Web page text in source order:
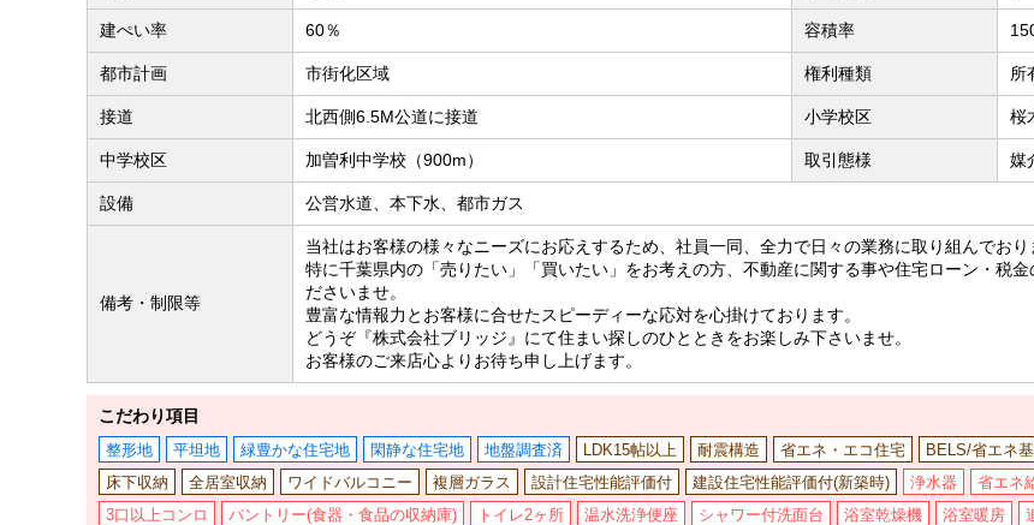
建ぺい率 60％ 容積率
都市計画 市街化区域 権利種類 所
接道 北西側6.5M公道に接道 小学校区 桜
中学校区 加曽利中学校（900m） 取引態様 媒
設備 公営水道、本下水、都市ガス
備考・制限等
当社はお客様の様々なニーズにお応えするため、社員一同、全力で日々の業務に取り組んでおり
特に千葉県内の「売りたい」「買いたい」をお考えの方、不動産に関する事や住宅ローン・税
ださいませ。
豊富な情報力とお客様に合せたスピーディーな応対を心掛けております。
どうぞ『株式会社ブリッジ』にて住まい探しのひとときをお楽しみ下さいませ。
お客様のご来店心よりお待ち申し上げます。
こだわり項目
整形地 平坦地 緑豊かな住宅地 閑静な住宅地 地盤調査済 LDK15帖以上 耐震構造 省エネ・エコ住宅 BELS/省エネ
床下収納
全居室収納 ワイドバルコニー 複層ガラス 設計住宅性能評価付 建設住宅性能評価付(新築時) 浄水器 省エネ
3口以上コンロ
パントリー(食器・食品の収納庫) トイレ2ヶ所 温水洗浄便座 シャワー付洗面台 浴室乾燥機 浴室暖房